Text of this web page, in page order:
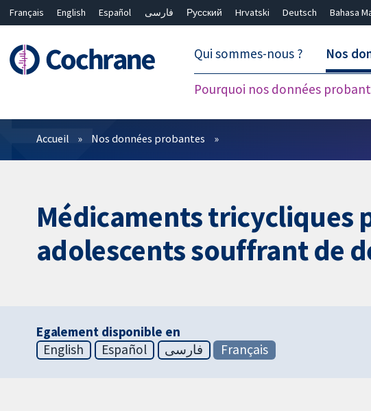
Français English Español فارسی Русский Hrvatski Deutsch Bahasa
Qui sommes-nous ? Nos
Pourquoi nos données
Filtres
Accueil Nos données probantes
Médicaments tricycliques
adolescents souffrant de
Egalement disponible en
English
Español فارسی Français